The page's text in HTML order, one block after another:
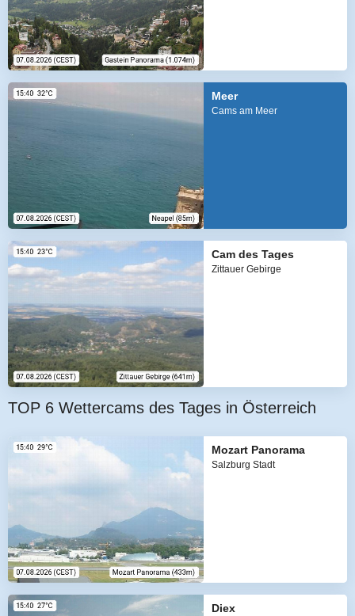
Meer
Cams am Meer
Cam des Tages
Zittauer Gebirge
TOP 6 Wettercams des Tages in Österreich
Mozart Panorama
Salzburg Stadt
Diex